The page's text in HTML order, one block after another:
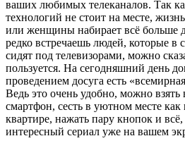
ваших любимых телеканалов. Так
технологий не стоит на месте,
или женщины набирает всё больше
редко встречаешь людей, которые в
сидят под телевизорами, можно
пользуется. На сегодняшний день
проведением досуга есть
Ведь это очень удобно, можно взять
смартфон, сесть в уютном месте как
квартире, нажать пару кнопок и
интересный сериал уже на вашем